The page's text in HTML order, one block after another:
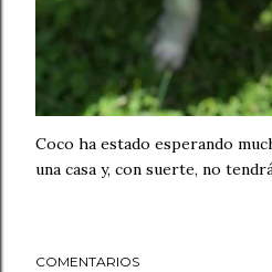
Coco ha estado esperando
una casa y, con suerte, no
COMENTARIOS